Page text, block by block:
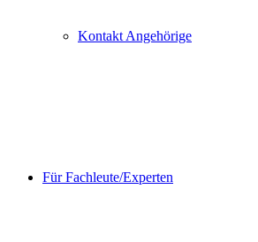
Kontakt Angehörige
Für Fachleute/Experten